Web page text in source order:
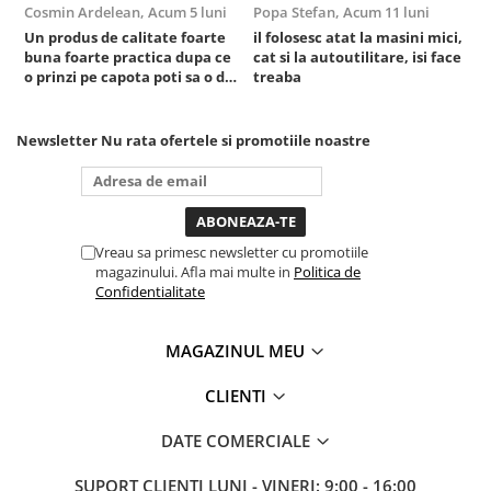
Sistem Vibro-Power
Sisteme de ridicare si sustinere
Surubelnite Si Biti
Truse de biti
Vulcanizare
Masini de dejantat roti
Masini de echilibrat roti
Truse de scule si accesorii
Truse si accesorii 1/2
Cosmin Ardelean, Acum 5 luni
Un produs de calitate foarte
buna foarte practica dupa ce
o prinzi pe capota poti sa o dai
puternica si de la baterie care
tine destul de mult dar daca o
bagi la priza nu mai ai treaba
toata ziua ,ce...
Popa Stefan, Acum 11 luni
il folosesc atat la masini mici,
cat si la autoutilitare, isi face
treaba
Newsletter Nu rata ofertele si promotiile noastre
Vreau sa primesc newsletter cu promotiile
magazinului. Afla mai multe in Politica de
Confidentialitate
MAGAZINUL MEU
CLIENTI
DATE COMERCIALE
SUPORT CLIENTI LUNI - VINERI: 9:00 - 16:00